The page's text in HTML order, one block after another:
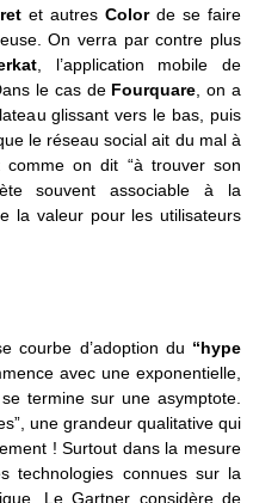
et autres Colorde se faire
On verra par contre plus
, l’application mobile de
le cas de Fourquare , on a
glissant vers le bas, puis
le réseau social ait du mal à
on dit “à trouver son
souvent associable à la
la valeur pour les utilisateurs
courbe d’adoption du “hype
avec une exponentielle,
termine sur une asymptote.
une grandeur qualitative qui
! Surtout dans la mesure
technologies connues sur la
Le Gartner considère de